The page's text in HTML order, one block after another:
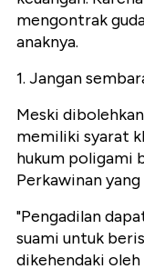
mengontrak
anaknya.
1. Jangan
Meski
memiliki syarat
hukum poligami
Perkawinan
"Pengadilan
suami untuk
dikehendaki